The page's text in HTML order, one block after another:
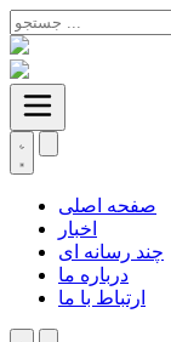
صفحه اصلی
اخبار
چند رسانه ای
درباره ما
ارتباط با ما